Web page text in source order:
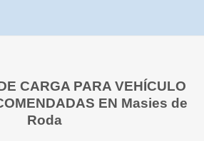
CARGA PARA VEHÍCULO
EN Masies de
Roda